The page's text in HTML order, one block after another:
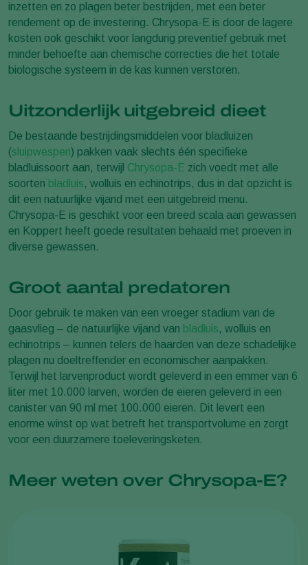
inzetten en zo plagen beter bestrijden, met een beter
rendement op de investering. Chrysopa-E is door de lagere
kosten ook geschikt voor langdurig preventief gebruik met
minder behoefte aan chemische correcties die het totale
biologische systeem in de kas kunnen verstoren.
Uitzonderlijk uitgebreid dieet
De bestaande bestrijdingsmiddelen voor bladluizen
(sluipwespen) pakken vaak slechts één specifieke
bladluissoort aan, terwijl Chrysopa-E zich voedt met alle
soorten bladluis, wolluis en echinotrips, dus in dat opzicht is
dit een natuurlijke vijand met een uitgebreid menu.
Chrysopa-E is geschikt voor een breed scala aan gewassen
en Koppert heeft goede resultaten behaald met proeven in
diverse gewassen.
Groot aantal predatoren
Door gebruik te maken van een vroeger stadium van de
gaasvlieg – de natuurlijke vijand van bladluis, wolluis en
echinotrips – kunnen telers de haarden van deze schadelijke
plagen nu doeltreffender en economischer aanpakken.
Terwijl het larvenproduct wordt geleverd in een emmer van 6
liter met 10.000 larven, worden de eieren geleverd in een
canister van 90 ml met 100.000 eieren. Dit levert een
enorme winst op wat betreft het transportvolume en zorgt
voor een duurzamere toeleveringsketen.
Meer weten over Chrysopa-E?